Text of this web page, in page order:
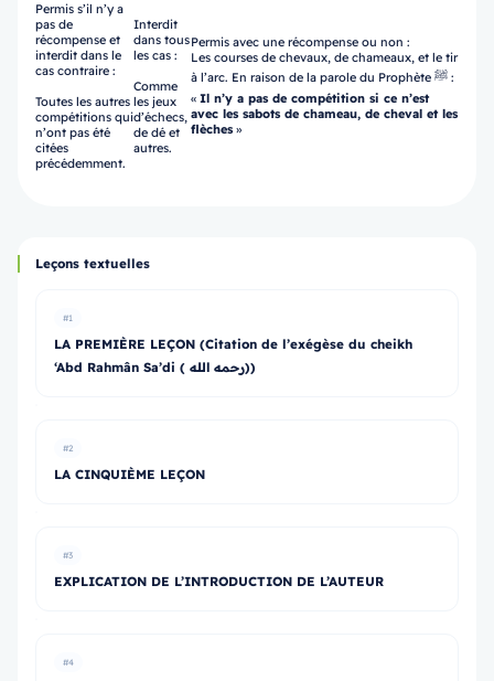
Permis s’il n’y a
pas de
récompense et
interdit dans le
cas contraire :
Toutes les autres
compétitions qui
n’ont pas été
citées
précédemment.
Interdit
dans tous
les cas :
Comme
les jeux
d’échecs,
de dé et
autres.
Permis avec une récompense ou non :
Les courses de chevaux, de chameaux, et le tir
à l’arc. En raison de la parole du Prophète ﷺ :
« Il n’y a pas de compétition si ce n’est
avec les sabots de chameau, de cheval et les
flèches»
Leçons textuelles
#1
LA PREMIÈRE LEÇON (Citation de l’exégèse du cheikh
‘Abd Rahmân Sa’di ( رحمه الله))
#2
LA CINQUIÈME LEÇON
#3
EXPLICATION DE L’INTRODUCTION DE L’AUTEUR
#4